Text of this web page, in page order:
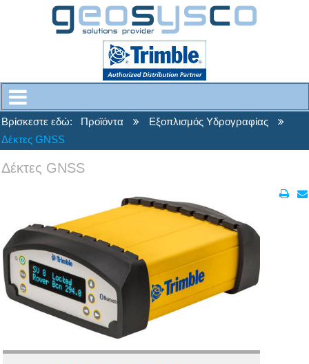
Βρίσκεστε εδώ: Προϊόντα
Εξοπλισμός Υδρογραφίας
Δέκτες GNSS
Δέκτες GNSS